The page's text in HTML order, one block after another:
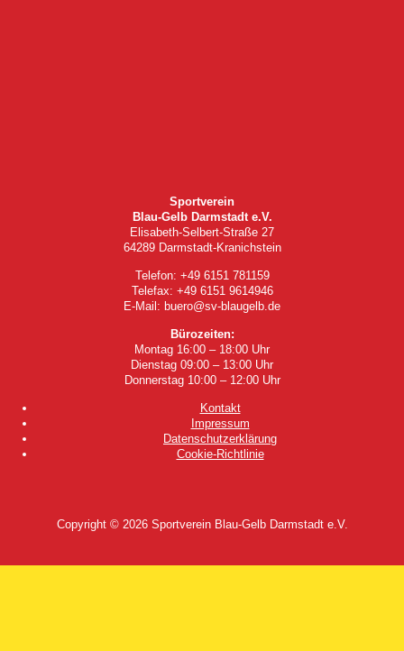
Sportverein
Blau-Gelb Darmstadt e.V.
Elisabeth-Selbert-Straße 27
64289 Darmstadt-Kranichstein
Telefon: +49 6151 781159
Telefax: +49 6151 9614946
E-Mail: buero@sv-blaugelb.de
Bürozeiten:
Montag 16:00 – 18:00 Uhr
Dienstag 09:00 – 13:00 Uhr
Donnerstag 10:00 – 12:00 Uhr
Kontakt
Impressum
Datenschutzerklärung
Cookie-Richtlinie
Copyright © 2026 Sportverein Blau-Gelb Darmstadt e.V.